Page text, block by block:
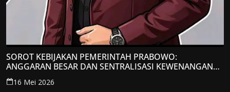
SOROT KEBIJAKAN PEMERINTAH PRABOWO:
ANGGARAN BESAR DAN SENTRALISASI KEWENANGAN
JADI PERHATIAN; LPP-TIPIKOR RI BERIKAN TANGGAPAN
KRITIS
16 Mei 2026